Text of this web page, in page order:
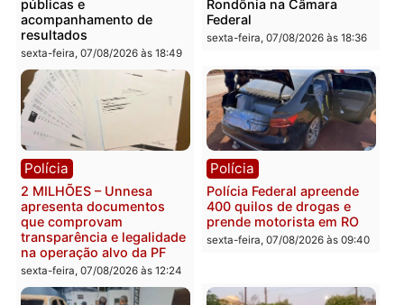
Política
Marcos Rogério apresenta
Plano de Governo com
228 projetos, metas
públicas e
acompanhamento de
resultados
sexta-feira, 07/08/2026 às 18:49
Política
Eleições 2026: Pastor
Evanildo pode ser o
primeiro pastor de
Rondônia na Câmara
Federal
sexta-feira, 07/08/2026 às